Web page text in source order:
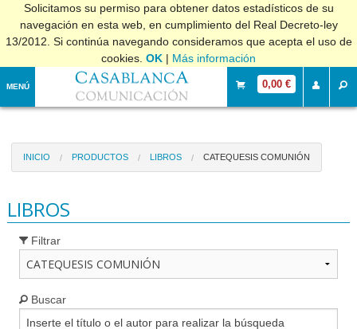
Solicitamos su permiso para obtener datos estadísticos de su
navegación en esta web, en cumplimiento del Real Decreto-ley
13/2012. Si continúa navegando consideramos que acepta el uso de
cookies. OK | Más información
MENÚ 0,00 €
INICIO PRODUCTOS LIBROS CATEQUESIS COMUNIÓN
LIBROS
Filtrar
Buscar